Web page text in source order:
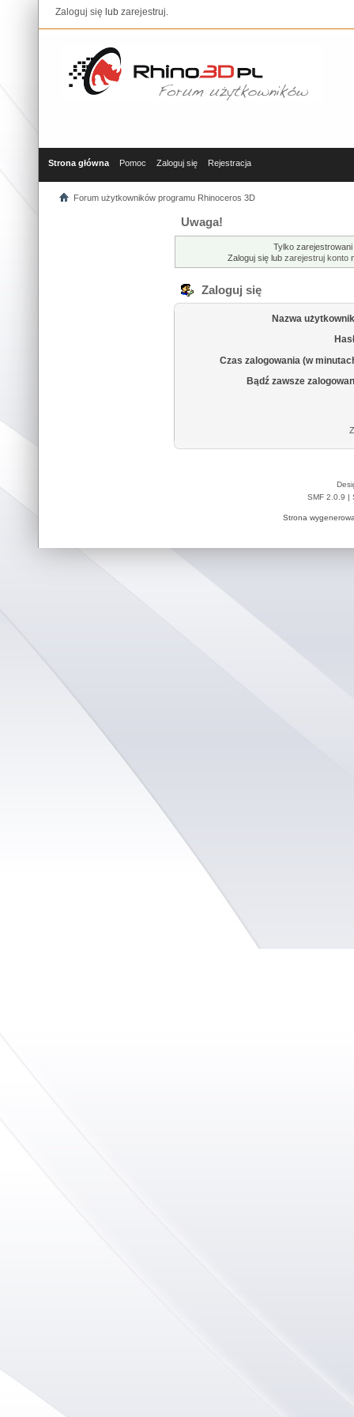
Zaloguj się lub zarejestruj.
Strona główna Pomoc Zaloguj się Rejestracja
Forum użytkowników programu Rhinoceros 3D
Uwaga!
Tylko
Zaloguj się lub zarejestruj konto
Zaloguj się
Nazwa
Czas zalogowania (w
Bądź zawsze
SMF 2.0.9
Strona